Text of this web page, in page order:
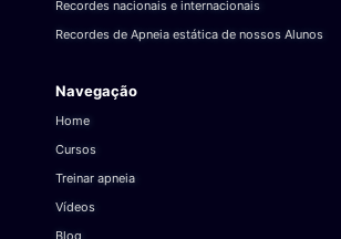
Recordes nacionais e internacionais
Recordes de Apneia estática de nossos Alunos
Navegação
Home
Cursos
Treinar apneia
Vídeos
Blog